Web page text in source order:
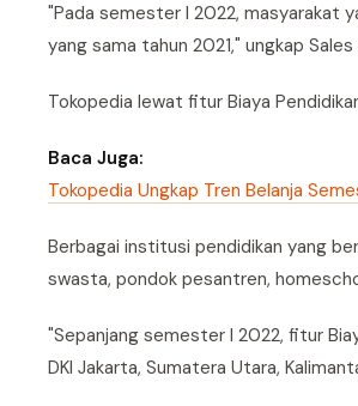
"Pada semester I 2022, masyarakat
yang sama tahun 2021," ungkap
Tokopedia lewat fitur Biaya
Baca Juga:
Tokopedia Ungkap Tren Belanja
Berbagai institusi pendidikan yang
swasta, pondok pesantren,
"Sepanjang semester I 2022, fitur
DKI Jakarta, Sumatera Utara,